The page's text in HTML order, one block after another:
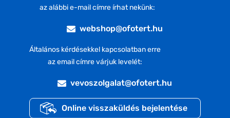
az alábbi e-mail címre írhat nekünk:
webshop@ofotert.hu
Általános kérdésekkel kapcsolatban erre
az email címre várjuk levelét:
vevoszolgalat@ofotert.hu
Online visszaküldés bejelentése